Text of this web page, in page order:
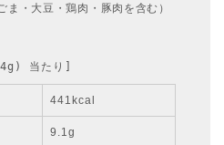
ま・大豆・鶏肉・豚肉を含む）
当たり]
441kcal
9.1g